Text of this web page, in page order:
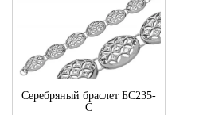
Серебряный браслет БС235-
С